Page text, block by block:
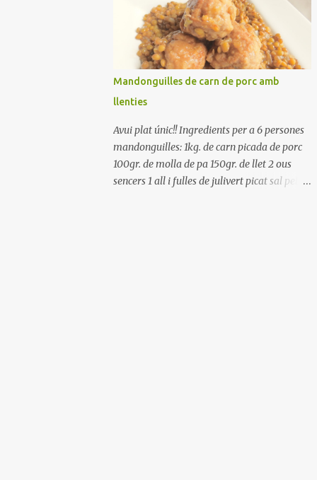
Renteu els pebrots i talleu-los a trossets.
Renteu les tomates i talleu-les a octaus.
Talleu les olives a rodanxes. Una hora abans
de portar a la taula, poseu els cigrons, ben
escorreguts, en un bol, amb la resta
d'ingredients: les tomates, el pebrot, la ceba,
(escorreguda), les olives i la tonyina
esmicolada. Amaniu amb sal i oli... bon
profit!!
Mandonguilles de carn de porc amb
llenties
Avui plat únic!! Ingredients per a 6 persones
mandonguilles: 1kg. de carn picada de porc
100gr. de molla de pa 150gr. de llet 2 ous
sencers 1 all i fulles de julivert picat sal pebre